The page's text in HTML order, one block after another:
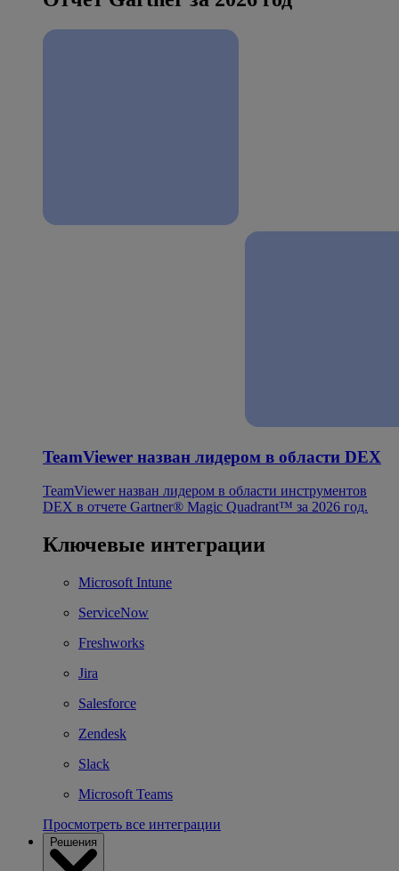
TeamViewer назван лидером в области DEX
TeamViewer назван лидером в области инструментов
DEX в отчете Gartner® Magic Quadrant™ за 2026 год.
Ключевые интеграции
Microsoft Intune
ServiceNow
Freshworks
Jira
Salesforce
Zendesk
Slack
Microsoft Teams
Просмотреть все интеграции
Решения